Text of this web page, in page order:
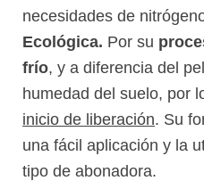
necesidades de
Ecológica. Por su
frío, y a diferencia del
humedad del suelo, por
inicio de liberación. Su
una fácil aplicación y la
tipo de abonadora.